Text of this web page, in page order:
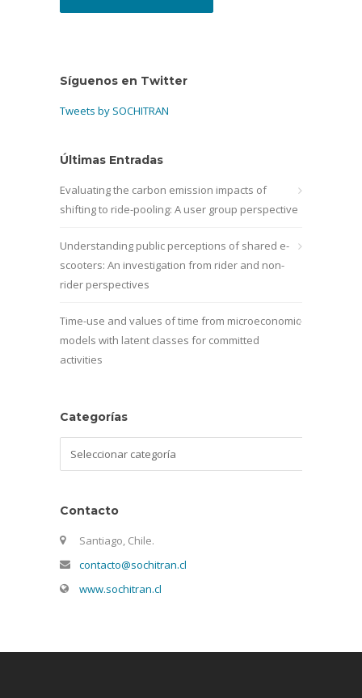
Síguenos en Twitter
Tweets by SOCHITRAN
Últimas Entradas
Evaluating the carbon emission impacts of
shifting to ride-pooling: A user group perspective
Understanding public perceptions of shared e-
scooters: An investigation from rider and non-
rider perspectives
Time-use and values of time from microeconomic
models with latent classes for committed
activities
Categorías
Contacto
Santiago, Chile.
contacto@sochitran.cl
www.sochitran.cl